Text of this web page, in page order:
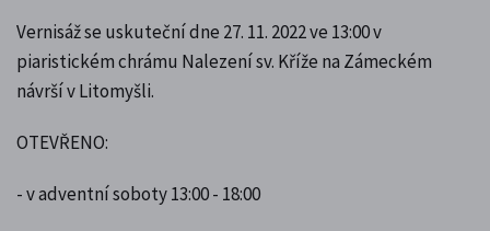
Vernisáž se uskuteční dne 27. 11. 2022 ve 13:00 v
piaristickém chrámu Nalezení sv. Kříže na Zámeckém
návrší v Litomyšli.
OTEVŘENO:
- v adventní soboty 13:00 - 18:00